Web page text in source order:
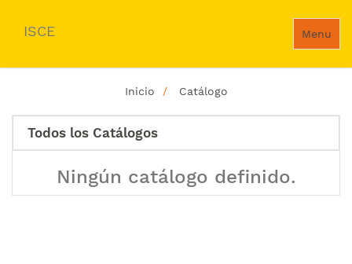
Menu
ISCE
Inicio Catálogo
Todos los Catálogos
Ningún catálogo definido.